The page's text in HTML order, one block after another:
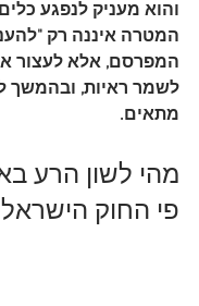
והוא מעניק לנפגע
המטרה איננה רק
המפרסם, אלא לעצור
לשמר ראיות, ובהמשך
מתאים.
מהי לשון הרע
פי החוק